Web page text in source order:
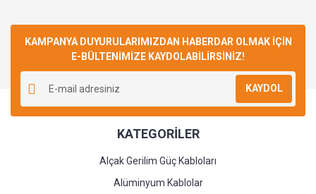
Yorum Yaz
KAMPANYA DUYURULARIMIZDAN HABERDAR OLMAK İÇİN
E-BÜLTENİMİZE KAYDOLABİLİRSİNİZ!
KAYDOL
KATEGORİLER
Alçak Gerilim Güç Kabloları
Alüminyum Kablolar